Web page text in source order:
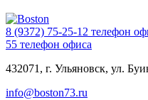
8 (9372) 75-25-12 телефон
55 телефон офиса
432071, г. Ульяновск, ул.
info@boston73.ru